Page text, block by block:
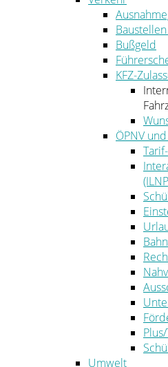
Bußgeld
KFZ-
ÖPNV
Umwelt